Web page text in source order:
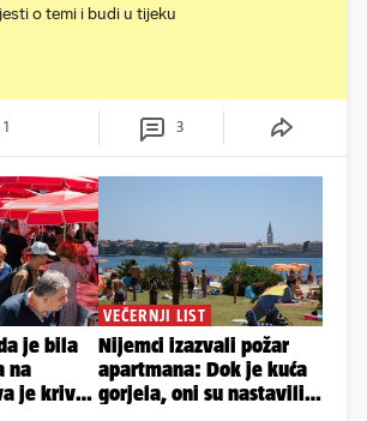
o temi i budi u tijeku
1 3